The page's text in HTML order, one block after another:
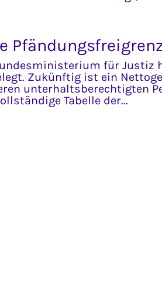
für Justiz
Zukünftig ist ein
unterhaltsberechtigten
Tabelle der...